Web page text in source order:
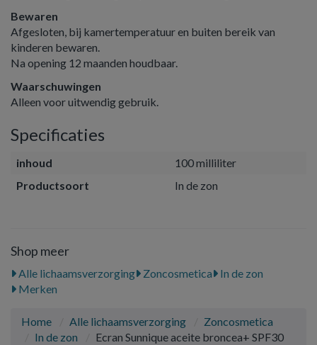
Bewaren
Afgesloten, bij kamertemperatuur en buiten bereik van
kinderen bewaren.
Na opening 12 maanden houdbaar.
Waarschuwingen
Alleen voor uitwendig gebruik.
Specificaties
inhoud
100 milliliter
Productsoort
In de zon
Shop meer
Alle lichaamsverzorging Zoncosmetica
In de zon
Merken
Home Alle lichaamsverzorging
Zoncosmetica
In de zon
Ecran Sunnique aceite broncea+ SPF30